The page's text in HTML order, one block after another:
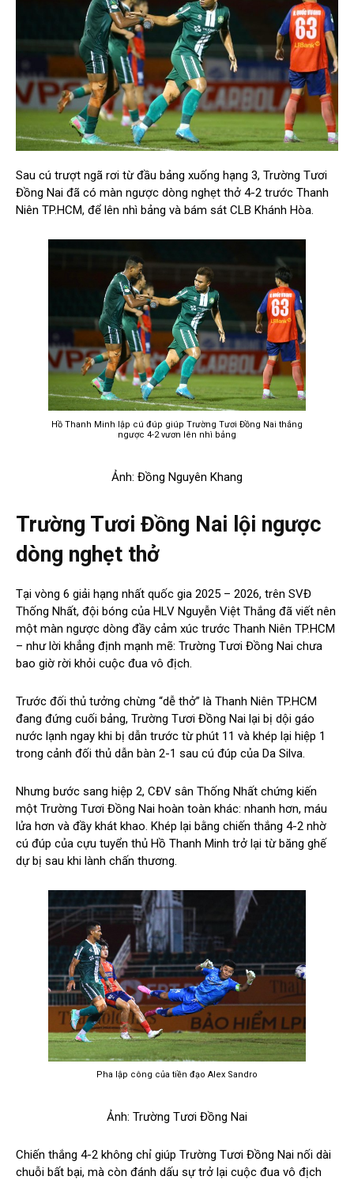
Sau cú trượt ngã rơi từ đầu bảng xuống hạng 3, Trường Tươi
Đồng Nai đã có màn ngược dòng nghẹt thở 4-2 trước Thanh
Niên TP.HCM, để lên nhì bảng và bám sát CLB Khánh Hòa.
Hồ Thanh Minh lập cú đúp giúp Trường Tươi Đồng Nai thắng
ngược 4-2 vươn lên nhì bảng
Ảnh: Đồng Nguyên Khang
Trường Tươi Đồng Nai lội ngược
dòng nghẹt thở
Tại vòng 6 giải hạng nhất quốc gia 2025 – 2026, trên SVĐ
Thống Nhất, đội bóng của HLV Nguyễn Việt Thắng đã viết nên
một màn ngược dòng đầy cảm xúc trước Thanh Niên TP.HCM
– như lời khẳng định mạnh mẽ: Trường Tươi Đồng Nai chưa
bao giờ rời khỏi cuộc đua vô địch.
Trước đối thủ tưởng chừng “dễ thở” là Thanh Niên TP.HCM
đang đứng cuối bảng, Trường Tươi Đồng Nai lại bị dội gáo
nước lạnh ngay khi bị dẫn trước từ phút 11 và khép lại hiệp 1
trong cảnh đối thủ dẫn bàn 2-1 sau cú đúp của Da Silva.
Nhưng bước sang hiệp 2, CĐV sân Thống Nhất chứng kiến
một Trường Tươi Đồng Nai hoàn toàn khác: nhanh hơn, máu
lửa hơn và đầy khát khao. Khép lại bằng chiến thắng 4-2 nhờ
cú đúp của cựu tuyển thủ Hồ Thanh Minh trở lại từ băng ghế
dự bị sau khi lành chấn thương.
Pha lập công của tiền đạo Alex Sandro
Ảnh: Trường Tươi Đồng Nai
Chiến thắng 4-2 không chỉ giúp Trường Tươi Đồng Nai nối dài
chuỗi bất bại, mà còn đánh dấu sự trở lại cuộc đua vô địch